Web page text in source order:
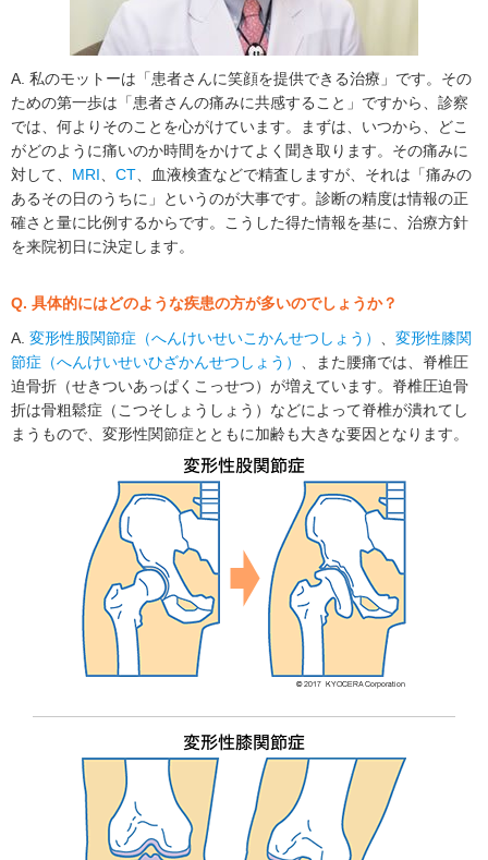
A. 私のモットーは「患者さんに笑顔を提供できる治療」です。その
ための第一歩は「患者さんの痛みに共感すること」ですから、診察
では、何よりそのことを心がけています。まずは、いつから、どこ
がどのように痛いのか時間をかけてよく聞き取ります。その痛みに
対して、 MRI CT 、血液検査などで精査しますが、それは「痛みの
あるその日のうちに」というのが大事です。診断の精度は情報の正
確さと量に比例するからです。こうした得た情報を基に、治療方針
を来院初日に決定します。
Q. 具体的にはどのような疾患の方が多いのでしょうか？
A. 変形性股関節症（へんけいせいこかんせつしょう）
変形性膝関
節症（へんけいせいひざかんせつしょう）
、また腰痛では、脊椎圧
迫骨折（せきついあっぱくこっせつ）が増えています。脊椎圧迫骨
折は骨粗鬆症（こつそしょうしょう）などによって脊椎が潰れてし
まうもので、変形性関節症とともに加齢も大きな要因となります。